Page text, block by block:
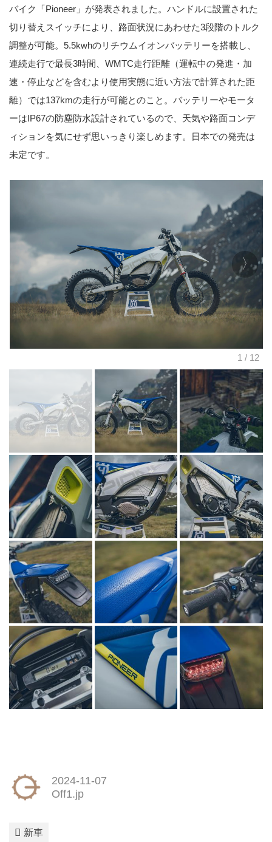
バイク「Pioneer」が発表されました。ハンドルに設置された
切り替えスイッチにより、路面状況にあわせた3段階のトルク
調整が可能。5.5kwhのリチウムイオンバッテリーを搭載し、
連続走行で最長3時間、WMTC走行距離（運転中の発進・加
速・停止などを含むより使用実態に近い方法で計算された距
離）では137kmの走行が可能とのこと。バッテリーやモータ
ーはIP67の防塵防水設計されているので、天気や路面コンデ
ィションを気にせず思いっきり楽しめます。日本での発売は
未定です。
2024-11-07
Off1.jp
新車